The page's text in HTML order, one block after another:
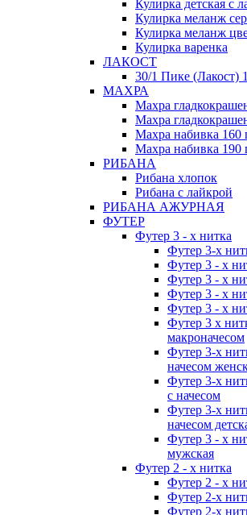
Кулирка детская с
Кулирка меланж
Кулирка меланж
Кулирка варенка
ЛАКОСТ
30/1 Пике (Лакост)
МАХРА
Махра
Махра
Махра набивка 160
Махра набивка 190
РИБАНА
Рибана хлопок
Рибана с лайкрой
РИБАНА АЖУРНАЯ
ФУТЕР
Футер 3 - х нитка
Футер 3-х
Футер 3 - х
Футер 3 - х
Футер 3 - х
Футер 3 - х
Футер 3 х
макроначесом
Футер 3-х
начесом
Футер 3-х
с начесом
Футер 3-х
начесом
Футер 3 - х
мужская
Футер 2 - х нитка
Футер 2 - х
Футер 2-х
Футер 2-х